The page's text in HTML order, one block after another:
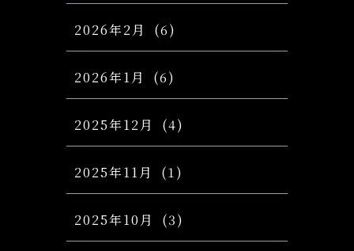
2026年2月 (6)
2026年1月 (6)
2025年12月 (4)
2025年11月 (1)
2025年10月 (3)